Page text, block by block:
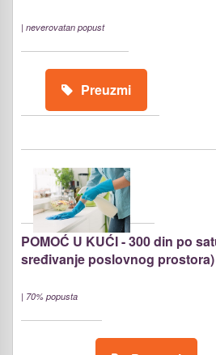
| neverovatan popust
Preuzmi
POMOĆ U KUĆI - 300 din po
sređivanje poslovnog prostora)
| 70% popusta